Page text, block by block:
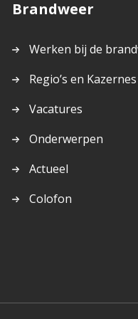
Brandweer
Werken bij de
Regio’s en Kazernes
Vacatures
Onderwerpen
Actueel
Colofon